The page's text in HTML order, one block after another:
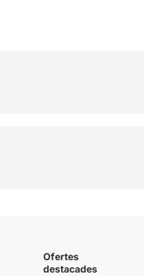
Ofertes
destacades